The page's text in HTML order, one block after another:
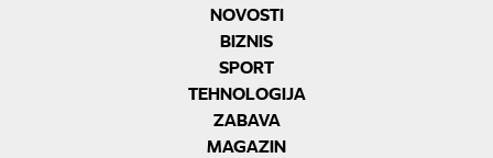
NOVOSTI
BIZNIS
SPORT
TEHNOLOGIJA
ZABAVA
MAGAZIN